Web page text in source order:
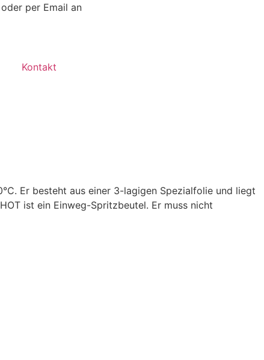
oder per Email an
Kontakt
Er besteht aus einer 3-lagigen Spezialfolie und liegt
ist ein Einweg-Spritzbeutel. Er muss nicht